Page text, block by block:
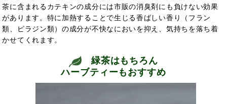
茶に含まれるカテキンの成分には市販の消臭剤にも負けない効果
があります。特に加熱することで生じる香ばしい香り（フラン
類、ピラジン類）の成分が不快なにおいを抑え、気持ちを落ち着
かせてくれます。
緑茶はもちろん
ハーブティーもおすすめ